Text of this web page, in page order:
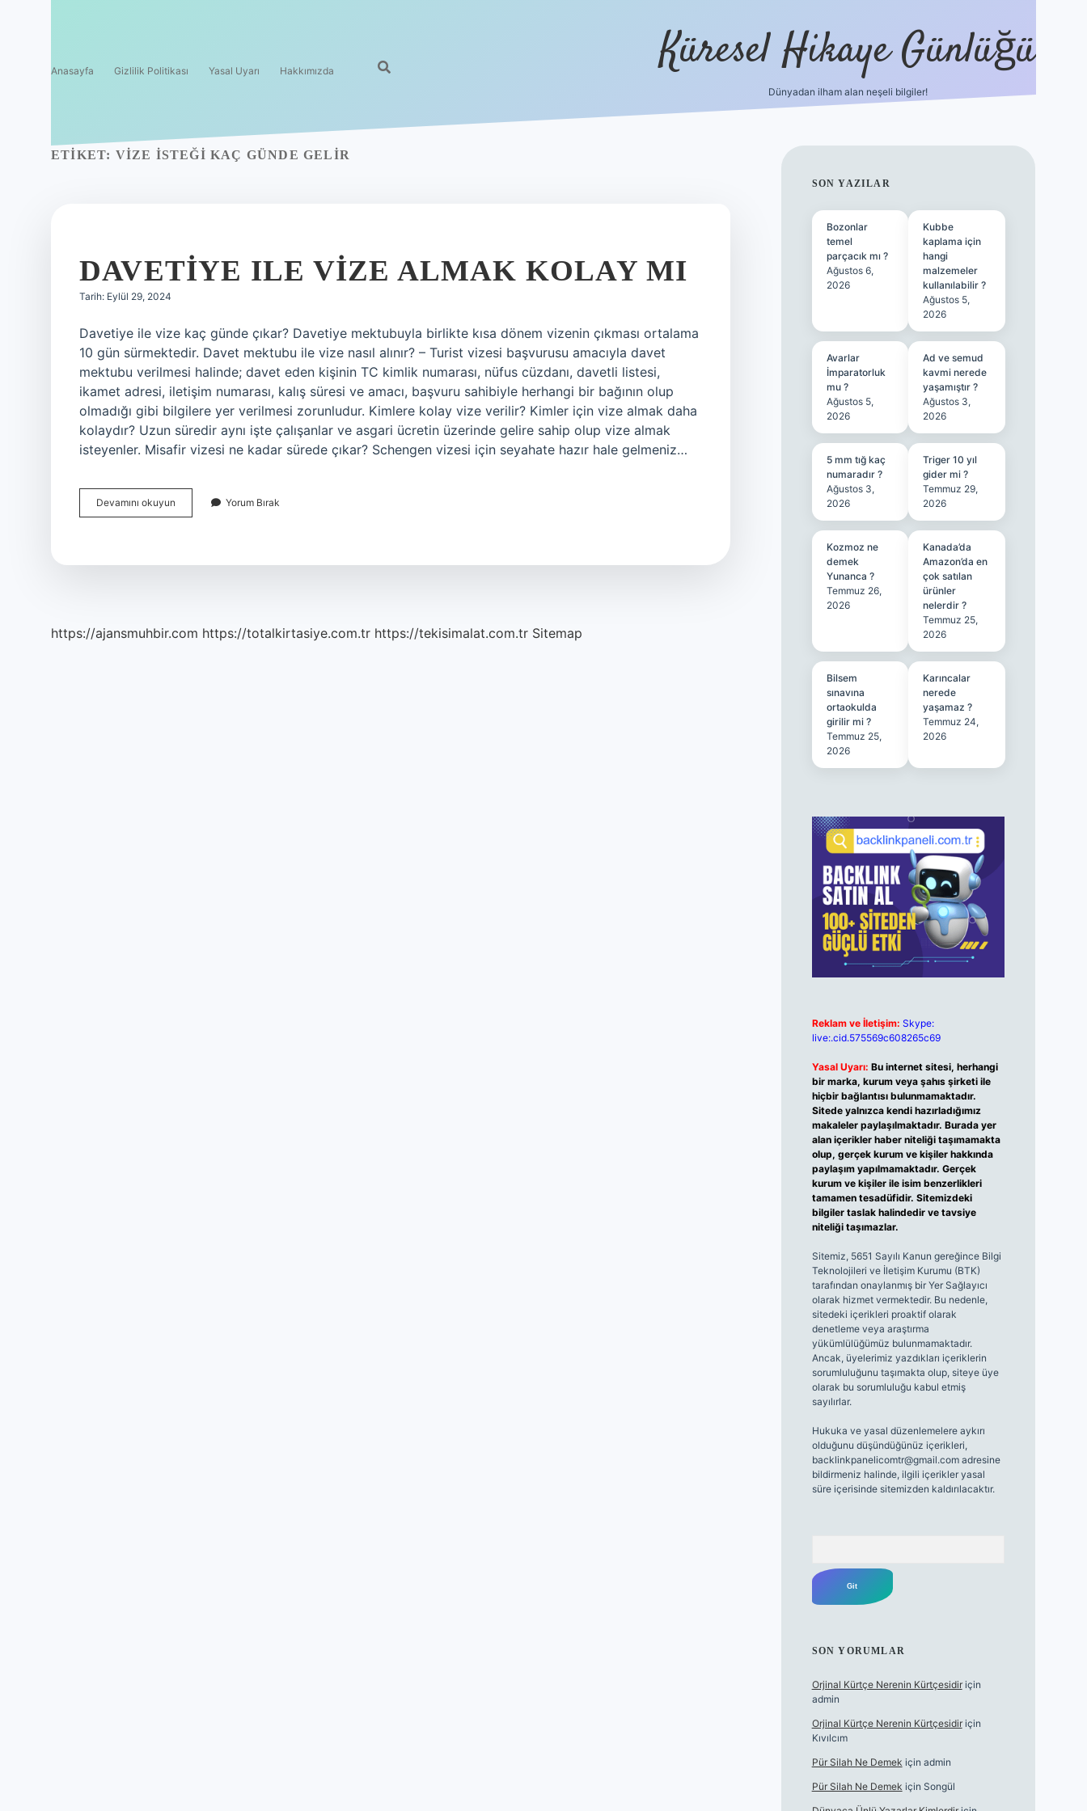
Anasayfa Gizlilik Politikası Yasal Uyarı Hakkımızda Küresel Hikaye Günlüğü
Dünyadan ilham alan neşeli bilgiler!
ETIKET: VIZE ISTEĞI KAÇ GÜNDE GELIR
DAVETIYE ILE VIZE ALMAK KOLAY MI
Tarih: Eylül 29, 2024
Davetiye ile vize kaç günde çıkar? Davetiye mektubuyla birlikte kısa dönem vizenin çıkması ortalama
10 gün sürmektedir. Davet mektubu ile vize nasıl alınır? – Turist vizesi başvurusu amacıyla davet
mektubu verilmesi halinde; davet eden kişinin TC kimlik numarası, nüfus cüzdanı, davetli listesi,
ikamet adresi, iletişim numarası, kalış süresi ve amacı, başvuru sahibiyle herhangi bir bağının olup
olmadığı gibi bilgilere yer verilmesi zorunludur. Kimlere kolay vize verilir? Kimler için vize almak daha
kolaydır? Uzun süredir aynı işte çalışanlar ve asgari ücretin üzerinde gelire sahip olup vize almak
isteyenler. Misafir vizesi ne kadar sürede çıkar? Schengen vizesi için seyahate hazır hale gelmeniz…
Devamını okuyun Davetiye
Ile
Yorum Bırak
https://ajansmuhbir.com https://totalkirtasiye.com.tr https://tekisimalat.com.tr Sitemap
SIDEBAR
SON YAZILAR
Bozonlar
temel
parçacık mı ?
Ağustos 6,
2026
Kubbe
kaplama için
hangi
malzemeler
kullanılabilir ?
Ağustos 5,
2026
Avarlar
İmparatorluk
mu ?
Ağustos 5,
2026
Ad ve semud
kavmi nerede
yaşamıştır ?
Ağustos 3,
2026
5 mm tığ kaç
numaradır ?
Ağustos 3,
2026
Triger 10 yıl
gider mi ?
Temmuz 29,
2026
Kozmoz ne
demek
Yunanca ?
Temmuz 26,
2026
Kanada’da
Amazon’da en
çok satılan
ürünler
nelerdir ?
Temmuz 25,
2026
Bilsem
sınavına
ortaokulda
girilir mi ?
Temmuz 25,
2026
Karıncalar
nerede
yaşamaz ?
Temmuz 24,
2026
Reklam ve İletişim: Skype:
live:.cid.575569c608265c69
Yasal Uyarı: Bu internet sitesi, herhangi
bir marka, kurum veya şahıs şirketi ile
hiçbir bağlantısı bulunmamaktadır.
Sitede yalnızca kendi hazırladığımız
makaleler paylaşılmaktadır. Burada yer
alan içerikler haber niteliği taşımamakta
olup, gerçek kurum ve kişiler hakkında
paylaşım yapılmamaktadır. Gerçek
kurum ve kişiler ile isim benzerlikleri
tamamen tesadüfidir. Sitemizdeki
bilgiler taslak halindedir ve tavsiye
niteliği taşımazlar.
Sitemiz, 5651 Sayılı Kanun gereğince Bilgi
Teknolojileri ve İletişim Kurumu (BTK)
tarafından onaylanmış bir Yer Sağlayıcı
olarak hizmet vermektedir. Bu nedenle,
sitedeki içerikleri proaktif olarak
denetleme veya araştırma
yükümlülüğümüz bulunmamaktadır.
Ancak, üyelerimiz yazdıkları içeriklerin
sorumluluğunu taşımakta olup, siteye üye
olarak bu sorumluluğu kabul etmiş
sayılırlar.
Hukuka ve yasal düzenlemelere aykırı
olduğunu düşündüğünüz içerikleri,
backlinkpanelicomtr@gmail.comadresine
bildirmeniz halinde, ilgili içerikler yasal
süre içerisinde sitemizden kaldırılacaktır.
SON YORUMLAR
Orjinal Kürtçe Nerenin Kürtçesidiriçin
admin
Orjinal Kürtçe Nerenin Kürtçesidiriçin
Kıvılcım
Pür Silah Ne Demek için admin
Pür Silah Ne Demek için Songül
betexper